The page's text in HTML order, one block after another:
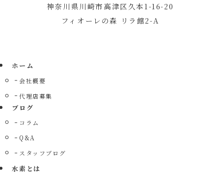
神奈川県川崎市高津区久本1-16-20
フィオーレの森 リラ館2-A
ホーム
会社概要
代理店募集
ブログ
コラム
Q&A
スタッフブログ
水素とは